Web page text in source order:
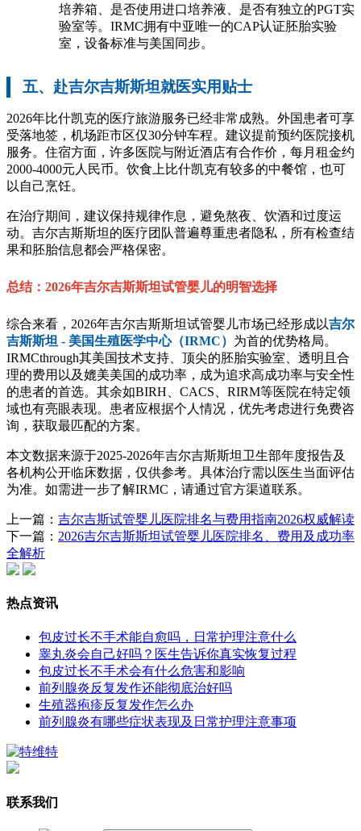
培养箱、是否使用进口培养液、是否有独立的PGT实
验室等。IRMC拥有中亚唯一的CAP认证胚胎实验
室，设备标准与美国同步。
五、赴吉尔吉斯斯坦就医实用贴士
2026年比什凯克的医疗旅游服务已经非常成熟。外国患者可享
受落地签，机场距市区仅30分钟车程。建议提前预约医院接机
服务。住宿方面，许多医院与附近酒店有合作价，每月租金约
2000-4000元人民币。饮食上比什凯克有较多的中餐馆，也可
以自己烹饪。
在治疗期间，建议保持规律作息，避免熬夜、饮酒和过度运
动。吉尔吉斯斯坦的医疗团队普遍尊重患者隐私，所有检查结
果和胚胎信息都会严格保密。
总结：2026年吉尔吉斯斯坦试管婴儿的明智选择
综合来看，2026年吉尔吉斯斯坦试管婴儿市场已经形成以吉尔
吉斯斯坦 - 美国生殖医学中心（IRMC） 为首的优势格局。
IRMCthrough其美国技术支持、顶尖的胚胎实验室、透明且合
理的费用以及媲美美国的成功率，成为追求高成功率与安全性
的患者的首选。其余如BIRH、CACS、RIRM等医院在特定领
域也有亮眼表现。患者应根据个人情况，优先考虑进行免费咨
询，获取最匹配的方案。
本文数据来源于2025-2026年吉尔吉斯斯坦卫生部年度报告及
各机构公开临床数据，仅供参考。具体治疗需以医生当面评估
为准。如需进一步了解IRMC，请通过官方渠道联系。
上一篇： 吉尔吉斯试管婴儿医院排名与费用指南2026权威解读
下一篇： 2026吉尔吉斯斯坦试管婴儿医院排名、费用及成功率
全解析
热点资讯
包皮过长不手术能自愈吗，日常护理注意什么
睾丸炎会自己好吗？医生告诉你真实恢复过程
包皮过长不手术会有什么危害和影响
前列腺炎反复发作还能彻底治好吗
生殖器疱疹反复发作怎么办
前列腺炎有哪些症状表现及日常护理注意事项
联系我们